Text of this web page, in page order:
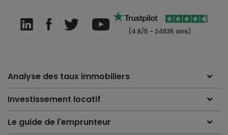
(4.8/5 - 24835 avis)
Analyse des taux immobiliers
Investissement locatif
Le guide de l'emprunteur